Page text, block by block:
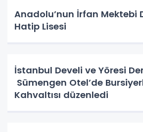
Anadolu’nun İrfan Mektebi Develi İmam
Hatip Lisesi
İstanbul Develi ve Yöresi
Sümengen Otel’de
Kahvaltısı düzenledi